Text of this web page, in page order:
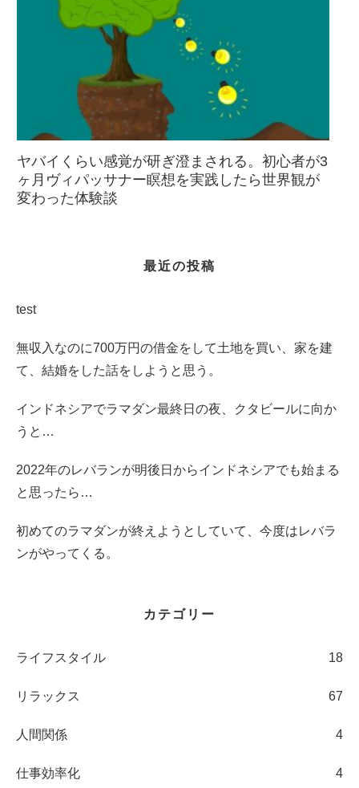
ヤバイくらい感覚が研ぎ澄まされる。初心者が3
ヶ月ヴィパッサナー瞑想を実践したら世界観が
変わった体験談
最近の投稿
test
無収入なのに700万円の借金をして土地を買い、家を建
て、結婚をした話をしようと思う。
インドネシアでラマダン最終日の夜、クタビールに向か
うと…
2022年のレバランが明後日からインドネシアでも始まる
と思ったら…
初めてのラマダンが終えようとしていて、今度はレバラ
ンがやってくる。
カテゴリー
ライフスタイル 18
リラックス 67
人間関係 4
仕事効率化 4